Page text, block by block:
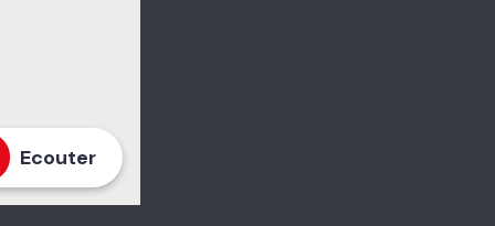
Ecouter